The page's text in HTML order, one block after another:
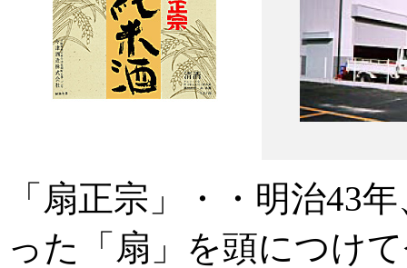
「扇正宗」・・明治43
った「扇」を頭につけ